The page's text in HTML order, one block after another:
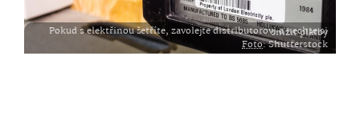
Pokud s elektřinou šetříte, zavolejte distributorovi a nechte si snížit platby
Foto: Shutterstock